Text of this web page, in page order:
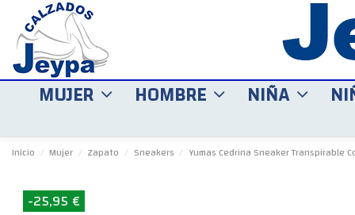
MUJER HOMBRE NIÑA
Inicio Mujer Zapato Sneakers Yumas Cedrina Sneaker Transpirable
-25,95 €